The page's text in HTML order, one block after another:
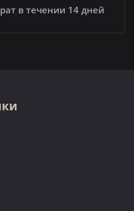
в течении 14 дней